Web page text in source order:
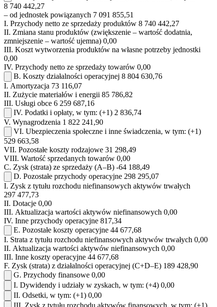
8 740 442,27
– od jednostek powiązanych 7 091 855,51
I. Przychody netto ze sprzedaży produktów 8 740 442,27
II. Zmiana stanu produktów (zwiększenie – wartość dodatnia,
zmniejszenie – wartość ujemna) 0,00
III. Koszt wytworzenia produktów na własne potrzeby jednostki
0,00
IV. Przychody netto ze sprzedaży towarów 0,00
B. Koszty działalności operacyjnej 8 804 630,76
I. Amortyzacja 73 116,07
II. Zużycie materiałów i energii 85 786,82
III. Usługi obce 6 259 687,16
IV. Podatki i opłaty, w tym: (+1) 2 836,74
V. Wynagrodzenia 1 822 241,90
VI. Ubezpieczenia społeczne i inne świadczenia, w tym: (+1)
529 663,58
VII. Pozostałe koszty rodzajowe 31 298,49
VIII. Wartość sprzedanych towarów 0,00
C. Zysk (strata) ze sprzedaży (A–B) -64 188,49
D. Pozostałe przychody operacyjne 298 295,07
I. Zysk z tytułu rozchodu niefinansowych aktywów trwałych
297 477,73
II. Dotacje 0,00
III. Aktualizacja wartości aktywów niefinansowych 0,00
IV. Inne przychody operacyjne 817,34
E. Pozostałe koszty operacyjne 44 677,68
I. Strata z tytułu rozchodu niefinansowych aktywów trwałych 0,00
II. Aktualizacja wartości aktywów niefinansowych 0,00
III. Inne koszty operacyjne 44 677,68
F. Zysk (strata) z działalności operacyjnej (C+D–E) 189 428,90
G. Przychody finansowe 0,00
I. Dywidendy i udziały w zyskach, w tym: (+4) 0,00
II. Odsetki, w tym: (+1) 0,00